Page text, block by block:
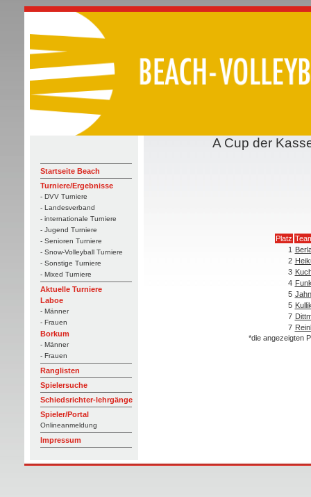
Startseite Beach
Turniere/Ergebnisse
- DVV Turniere
- Landesverband
- internationale Turniere
- Jugend Turniere
- Senioren Turniere
- Snow-Volleyball Turniere
- Sonstige Turniere
- Mixed Turniere
Aktuelle Turniere
Laboe
- Männer
- Frauen
Borkum
- Männer
- Frauen
Ranglisten
Spielersuche
Schiedsrichter-lehrgänge
Spieler/Portal
Onlineanmeldung
Impressum
A Cup der
Platz
1
2
3
4
5
5
7
7
*die angezeigten